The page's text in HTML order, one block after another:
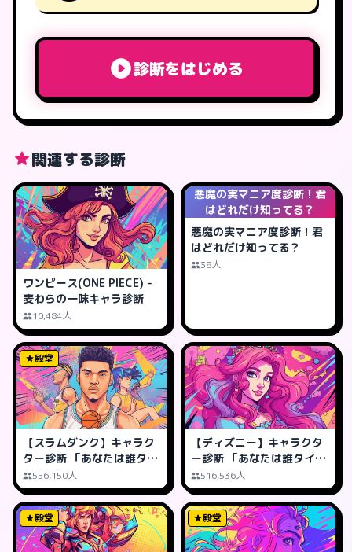
診断をはじめる
関連する診断
ワンピース(ONE PIECE) -
麦わらの一味キャラ診断
10,484人
悪魔の実マニア度診断！君
はどれだけ知ってる？
悪魔の実マニア度診断！君
はどれだけ知ってる？
38人
殿堂
【スラムダンク】キャラク
ター診断 「あなたは誰タイ
プ?」
556,150人
【ディズニー】キャラクタ
ー診断 「あなたは誰タイ
プ?」
516,536人
殿堂 殿堂